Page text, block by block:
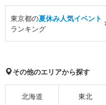
東京都の夏休み人気イベント
ランキング
その他のエリアから探す
北海道 東北